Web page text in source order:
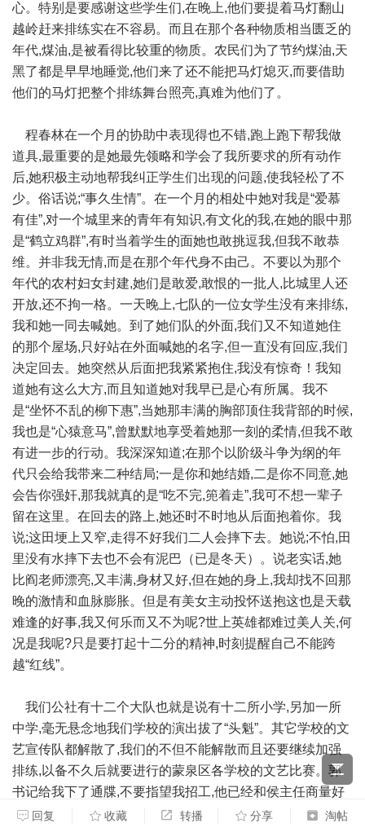
心。特别是要感谢这些学生们,在晚上,他们要提着马灯翻山
越岭赶来排练实在不容易。而且在那个各种物质相当匮乏的
年代,煤油,是被看得比较重的物质。农民们为了节约煤油,天
黑了都是早早地睡觉,他们来了还不能把马灯熄灭,而要借助
他们的马灯把整个排练舞台照亮,真难为他们了。
程春林在一个月的协助中表现得也不错,跑上跑下帮我做
道具,最重要的是她最先领略和学会了我所要求的所有动作
后,她积极主动地帮我纠正学生们出现的问题,使我轻松了不
少。俗话说;“事久生情”。在一个月的相处中她对我是“爱慕
有佳”,对一个城里来的青年有知识,有文化的我,在她的眼中那
是“鹤立鸡群”,有时当着学生的面她也敢挑逗我,但我不敢恭
维。并非我无情,而是在那个年代身不由己。不要以为那个
年代的农村妇女封建,她们是敢爱,敢恨的一批人,比城里人还
开放,还不拘一格。一天晚上,七队的一位女学生没有来排练,
我和她一同去喊她。到了她们队的外面,我们又不知道她住
的那个屋场,只好站在外面喊她的名字,但一直没有回应,我们
决定回去。她突然从后面把我紧紧抱住,我没有惊奇！我知
道她有这么大方,而且知道她对我早已是心有所属。我不
是“坐怀不乱的柳下惠”,当她那丰满的胸部顶住我背部的时候,
我也是“心猿意马”,曾默默地享受着她那一刻的柔情,但我不敢
有进一步的行动。我深深知道;在那个以阶级斗争为纲的年
代只会给我带来二种结局;一是你和她结婚,二是你不同意,她
会告你强奸,那我就真的是“吃不完,篼着走”,我可不想一辈子
留在这里。在回去的路上,她还时不时地从后面抱着你。我
说;这田埂上又窄,走得不好我们二人会摔下去。她说;不怕,田
里没有水摔下去也不会有泥巴（已是冬天）。说老实话,她
比阎老师漂亮,又丰满,身材又好,但在她的身上,我却找不回那
晚的激情和血脉膨胀。但是有美女主动投怀送抱这也是天载
难逢的好事,我又何乐而又不为呢?世上英雄都难过美人关,何
况是我呢?只是要打起十二分的精神,时刻提醒自己不能跨
越“红线”。
我们公社有十二个大队也就是说有十二所小学,另加一所
中学,毫无悬念地我们学校的演出拔了“头魁”。其它学校的文
艺宣传队都解散了,我们的不但不能解散而且还要继续加强
排练,以备不久后就要进行的蒙泉区各学校的文艺比赛。郭
书记给我下了通牒,不要指望我招工,他已经和侯主任商量好
了,等这学期教完就保送我到常德师范进修半年,然后就转为
回复 收藏 转播 分享 淘帖